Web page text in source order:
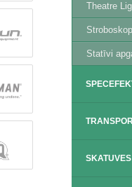
Theatre
Statīvi